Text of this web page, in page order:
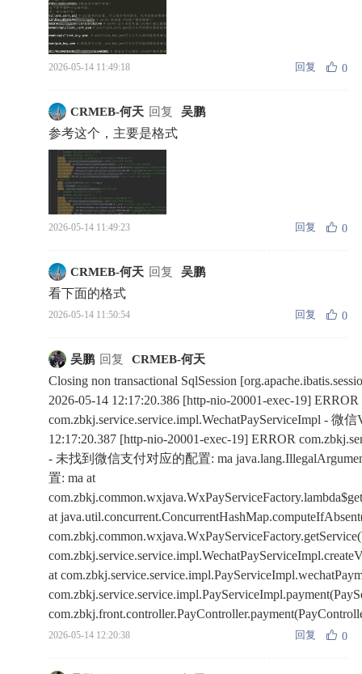
2026-05-14 11:49:18 回复 0
CRMEB-何天 回复 吴鹏
参考这个，主要是格式
2026-05-14 11:49:23 回复 0
CRMEB-何天 回复 吴鹏
看下面的格式
2026-05-14 11:50:54 回复 0
吴鹏 回复 CRMEB-何天
Closing non transactional SqlSession
2026-05-14 12:17:20.386 [http-nio-20001-exec-19] ERROR
com.zbkj.service.service.impl.WechatPayServiceImpl - 微
12:17:20.387 [http-nio-20001-exec-19] ERROR
- 未找到微信支付对应的配置: ma
置: ma at
at
at
2026-05-14 12:20:38 回复 0